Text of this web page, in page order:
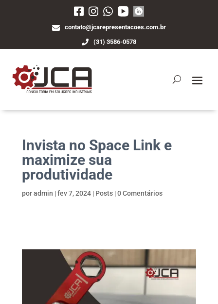
contato@jcarepresentacoes.com.br
(31) 3586-0578
Invista no Space Link e
maximize sua
produtividade
poradmin |fev 7, 2024| Posts|0 Comentários